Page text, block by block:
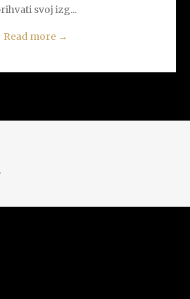
svoj izg...
Read more →